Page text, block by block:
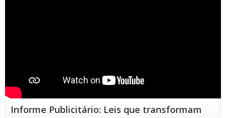
Informe Publicitário: Leis que transformam